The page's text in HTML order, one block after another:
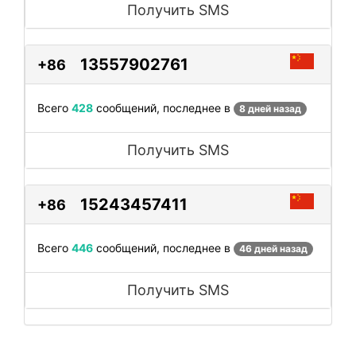
Получить SMS
+86 13557902761
Всего 428 сообщений, последнее в 8 дней назад
Получить SMS
+86 15243457411
Всего 446 сообщений, последнее в 46 дней назад
Получить SMS